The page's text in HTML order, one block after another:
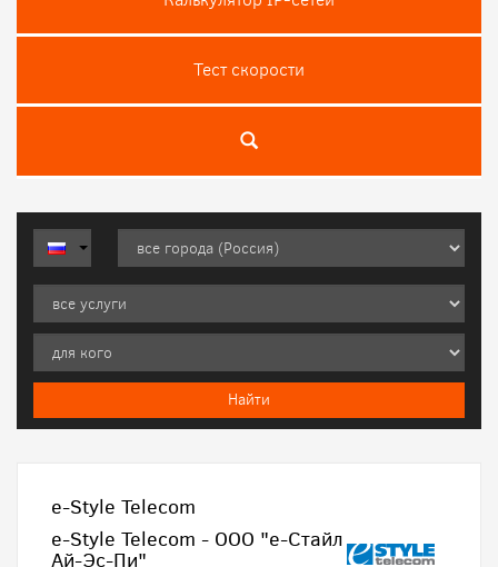
Тест скороcти
e-Style Telecom
e-Style Telecom - ООО "е-Стайл
Ай-Эс-Пи"